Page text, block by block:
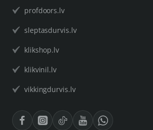
profdoors.lv
sleptasdurvis.lv
klikshop.lv
klikvinil.lv
vikkingdurvis.lv